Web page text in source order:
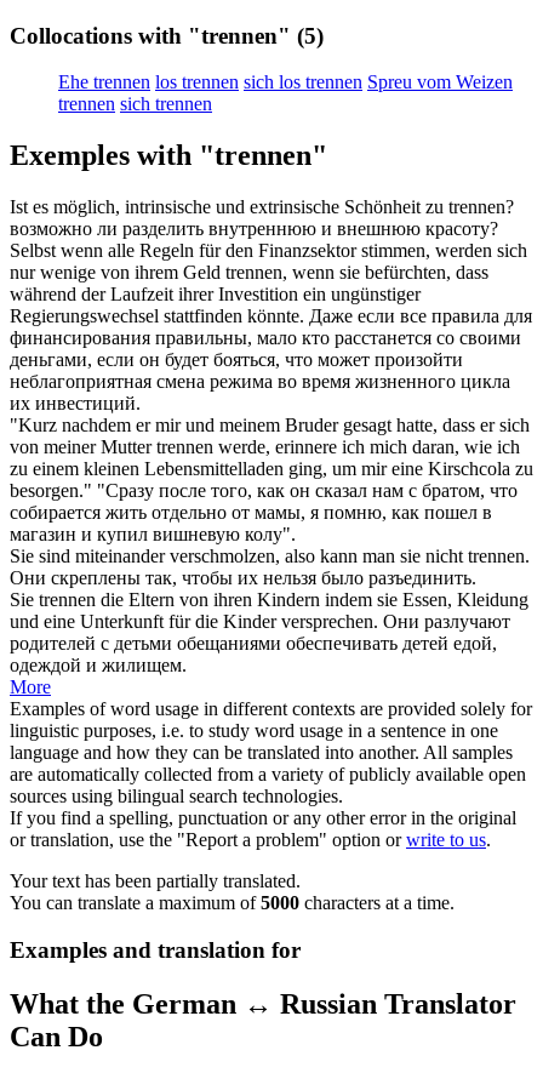
Collocations with "trennen" (5)
Ehe trennen los trennen sich los trennen Spreu vom Weizen
trennen sich trennen
Exemples with "trennen"
Ist es möglich, intrinsische und extrinsische Schönheit zu trennen?
возможно ли разделить внутреннюю и внешнюю красоту?
Selbst wenn alle Regeln für den Finanzsektor stimmen, werden sich
nur wenige von ihrem Geld trennen, wenn sie befürchten, dass
während der Laufzeit ihrer Investition ein ungünstiger
Regierungswechsel stattfinden könnte. Даже если все правила для
финансирования правильны, мало кто расстанется со своими
деньгами, если он будет бояться, что может произойти
неблагоприятная смена режима во время жизненного цикла
их инвестиций.
"Kurz nachdem er mir und meinem Bruder gesagt hatte, dass er sich
von meiner Muttertrennen werde, erinnere ich mich daran, wie ich
zu einem kleinen Lebensmittelladen ging, um mir eine Kirschcola zu
besorgen." "Сразу после того, как он сказал нам с братом, что
собирается жить отдельно от мамы, я помню, как пошел в
магазин и купил вишневую колу".
Sie sind miteinander verschmolzen, also kann man sie nicht trennen.
Они скреплены так, чтобы их нельзя было разъединить.
Sie trennen die Eltern von ihren Kindern indem sie Essen, Kleidung
und eine Unterkunft für die Kinder versprechen. Они разлучают
родителей с детьми обещаниями обеспечивать детей едой,
одеждой и жилищем.
More
Examples of word usage in different contexts are provided solely for
linguistic purposes, i.e. to study word usage in a sentence in one
language and how they can be translated into another. All samples
are automatically collected from a variety of publicly available open
sources using bilingual search technologies.
If you find a spelling, punctuation or any other error in the original
or translation, use the "Report a problem" option orwrite to us.
Your text has been partially translated.
You can translate a maximum of5000 characters at a time.
Examples and translation for
What the German ↔ Russian Translator
Can Do